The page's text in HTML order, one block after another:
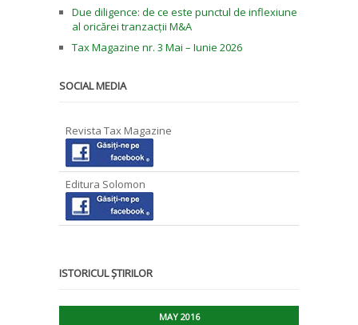
Due diligence: de ce este punctul de inflexiune
al oricărei tranzacții M&A
Tax Magazine nr. 3 Mai – Iunie 2026
SOCIAL MEDIA
Revista Tax Magazine
Editura Solomon
ISTORICUL ȘTIRILOR
MAY 2016